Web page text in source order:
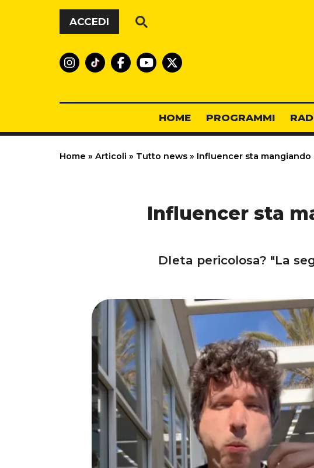
Vai al contenuto
ACCEDI
HOME PROGRAMMI
Home » Articoli » Tutto news » Influencer sta mangiando
Influencer sta
DIeta pericolosa? "La